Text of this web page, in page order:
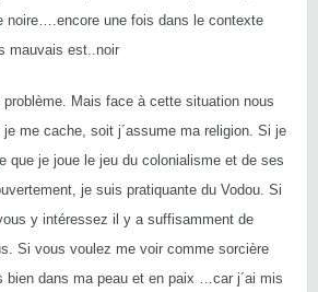
noire….encore une fois dans le contexte
mauvais est..noir
problème. Mais face à cette situation nous
me cache, soit j´assume ma religion. Si je
que je joue le jeu du colonialisme et de ses
je suis pratiquante du Vodou. Si
y intéressez il y a suffisamment de
Si vous voulez me voir comme sorcière
bien dans ma peau et en paix …car j´ai mis